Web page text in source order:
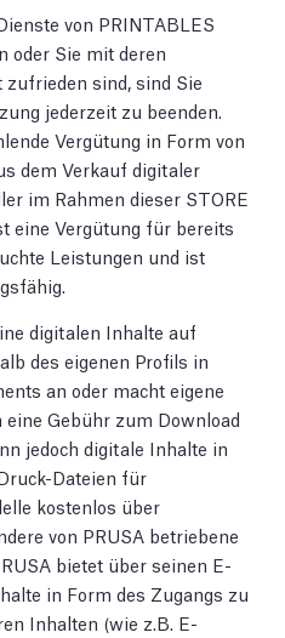
von PRINTABLES
oder Sie mit deren
sind, sind Sie
jederzeit zu beenden.
Vergütung in Form von
dem Verkauf digitaler
im Rahmen dieser STORE
eine Vergütung für bereits
Leistungen und ist
digitalen Inhalte auf
des eigenen Profils in
an oder macht eigene
Gebühr zum Download
jedoch digitale Inhalte in
Dateien für
kostenlos über
von PRUSA betriebene
bietet über seinen E-
in Form des Zugangs zu
Inhalten (wie z.B. E-